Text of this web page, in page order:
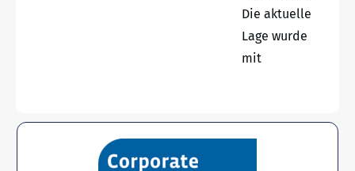
Die aktuelle
Lage wurde
mit